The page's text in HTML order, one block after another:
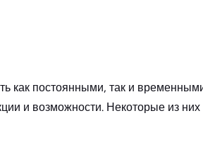
постоянными, так и
и возможности. Некоторые из